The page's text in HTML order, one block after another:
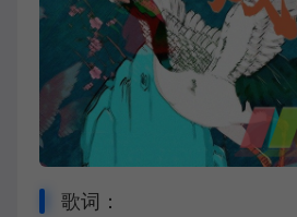
歌词：